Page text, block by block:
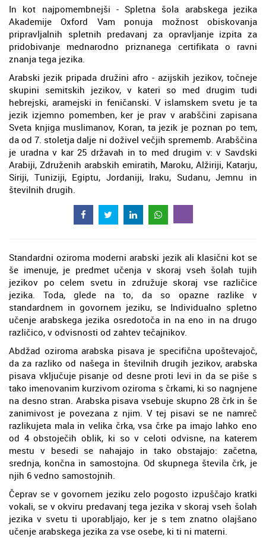
In kot najpomembnejši - Spletna šola arabskega jezika
Akademije Oxford Vam ponuja možnost obiskovanja
pripravljalnih spletnih predavanj za opravljanje izpita za
pridobivanje mednarodno priznanega certifikata o ravni
znanja tega jezika.
Arabski jezik pripada družini afro - azijskih jezikov, točneje
skupini semitskih jezikov, v kateri so med drugim tudi
hebrejski, aramejski in feničanski. V islamskem svetu je ta
jezik izjemno pomemben, ker je prav v arabščini zapisana
Sveta knjiga muslimanov, Koran, ta jezik je poznan po tem,
da od 7. stoletja dalje ni doživel večjih sprememb. Arabščina
je uradna v kar 25 državah in to med drugim v: v Savdski
Arabiji, Združenih arabskih emiratih, Maroku, Alžiriji, Katarju,
Siriji, Tuniziji, Egiptu, Jordaniji, Iraku, Sudanu, Jemnu in
številnih drugih.
Standardni oziroma moderni arabski jezik ali klasični kot se
še imenuje, je predmet učenja v skoraj vseh šolah tujih
jezikov po celem svetu in združuje skoraj vse različice
jezika. Toda, glede na to, da so opazne razlike v
standardnem in govornem jeziku, se Individualno spletno
učenje arabskega jezika osredotoča in na eno in na drugo
različico, v odvisnosti od zahtev tečajnikov.
Abdžad oziroma arabska pisava je specifična upoštevajoč,
da za razliko od našega in številnih drugih jezikov, arabska
pisava vključuje pisanje od desne proti levi in da se piše s
tako imenovanim kurzivom oziroma s črkami, ki so nagnjene
na desno stran. Arabska pisava vsebuje skupno 28 črk in še
zanimivost je povezana z njim. V tej pisavi se ne namreč
razlikujeta mala in velika črka, vsa črke pa imajo lahko eno
od 4 obstoječih oblik, ki so v celoti odvisne, na katerem
mestu v besedi se nahajajo in tako obstajajo: začetna,
srednja, končna in samostojna. Od skupnega števila črk, je
njih 6 vedno samostojnih.
Čeprav se v govornem jeziku zelo pogosto izpuščajo kratki
vokali, se v okviru predavanj tega jezika v skoraj vseh šolah
jezika v svetu ti uporabljajo, ker je s tem znatno olajšano
učenje arabskega jezika za vse osebe, ki ti ni materni.